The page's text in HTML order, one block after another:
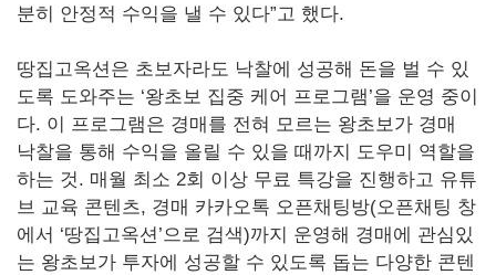
분히 안정적 수익을 낼 수 있다”고 했다.
땅집고옥션은 초보자라도 낙찰에 성공해 돈을 벌 수 있
도록 도와주는 ‘왕초보 집중 케어 프로그램’을 운영 중이
다. 이 프로그램은 경매를 전혀 모르는 왕초보가 경매
낙찰을 통해 수익을 올릴 수 있을 때까지 도우미 역할을
하는 것. 매월 최소 2회 이상 무료 특강을 진행하고 유튜
브 교육 콘텐츠, 경매 카카오톡 오픈채팅방(오픈채팅 창
에서 ‘땅집고옥션’으로 검색)까지 운영해 경매에 관심있
는 왕초보가 투자에 성공할 수 있도록 돕는 다양한 콘텐